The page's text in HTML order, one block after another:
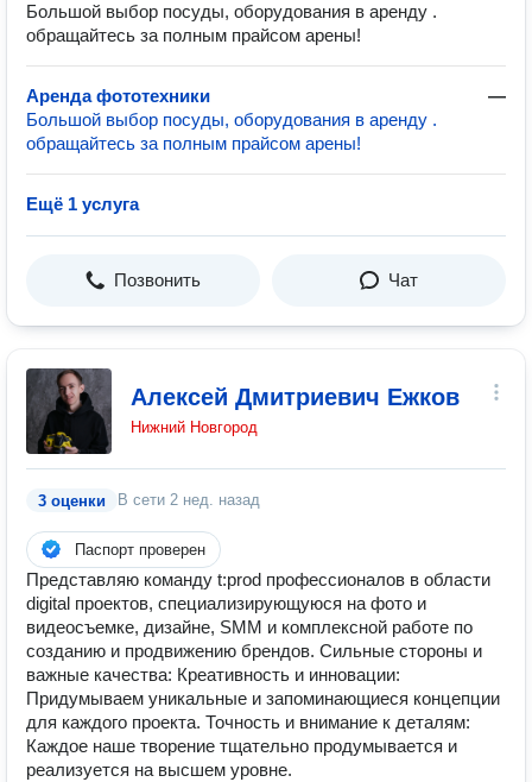
Большой выбор посуды, оборудования в аренду .
обращайтесь за полным прайсом арены!
Аренда фототехники
—
Большой выбор посуды, оборудования в аренду .
обращайтесь за полным прайсом арены!
Ещё 1 услуга
Позвонить Чат
Алексей Дмитриевич Ежков
Нижний Новгород
3 оценки В сети 2 нед. назад
Паспорт проверен
Представляю команду t:prod профессионалов в области
digital проектов, специализирующуюся на фото и
видеосъемке, дизайне, SMM и комплексной работе по
созданию и продвижению брендов. Сильные стороны и
важные качества: Креативность и инновации:
Придумываем уникальные и запоминающиеся концепции
для каждого проекта. Точность и внимание к деталям:
Каждое наше творение тщательно продумывается и
реализуется на высшем уровне.